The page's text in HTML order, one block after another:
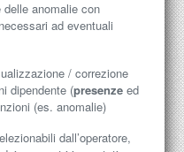
anomalie con
ad eventuali
/ correzione
dipendente (presenzeed
(es. anomalie)
dall’operatore,